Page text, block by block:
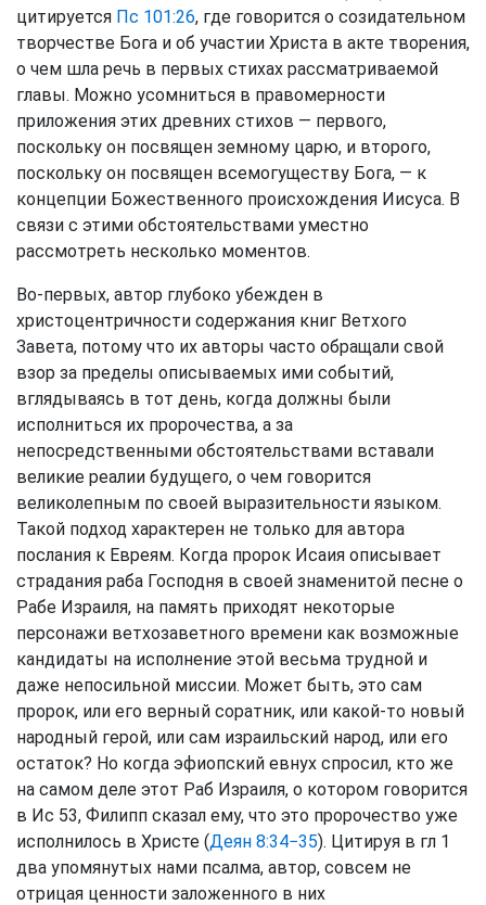
цитируется Пс 101:26, где говорится о созидательном
творчестве Бога и об участии Христа в акте творения,
о чем шла речь в первых стихах рассматриваемой
главы. Можно усомниться в правомерности
приложения этих древних стихов — первого,
поскольку он посвящен земному царю, и второго,
поскольку он посвящен всемогуществу Бога, — к
концепции Божественного происхождения Иисуса. В
связи с этими обстоятельствами уместно
рассмотреть несколько моментов.
Во-первых, автор глубоко убежден в
христоцентричности содержания книг Ветхого
Завета, потому что их авторы часто обращали свой
взор за пределы описываемых ими событий,
вглядываясь в тот день, когда должны были
исполниться их пророчества, а за
непосредственными обстоятельствами вставали
великие реалии будущего, о чем говорится
великолепным по своей выразительности языком.
Такой подход характерен не только для автора
послания к Евреям. Когда пророк Исаия описывает
страдания раба Господня в своей знаменитой песне о
Рабе Израиля, на память приходят некоторые
персонажи ветхозаветного времени как возможные
кандидаты на исполнение этой весьма трудной и
даже непосильной миссии. Может быть, это сам
пророк, или его верный соратник, или какой-то новый
народный герой, или сам израильский народ, или его
остаток? Но когда эфиопский евнух спросил, кто же
на самом деле этот Раб Израиля, о котором говорится
в Ис 53, Филипп сказал ему, что это пророчество уже
исполнилось в Христе (Деян 8:34−35). Цитируя в гл 1
два упомянутых нами псалма, автор, совсем не
отрицая ценности заложенного в них